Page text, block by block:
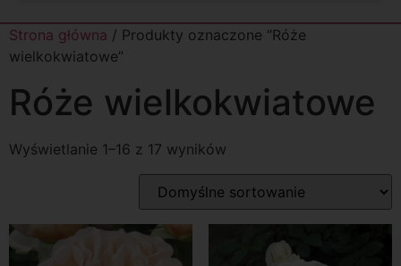
Strona główna / Produkty oznaczone “Róże
wielkokwiatowe”
Róże wielkokwiatowe
Wyświetlanie 1–16 z 17 wyników